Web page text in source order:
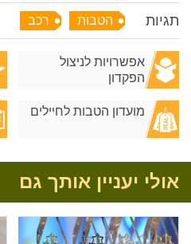
תגיות הטבות רכב
אפשרויות לניצול
הפקדון
מועדון הטבות לחיילים
אולי יעניין אותך גם